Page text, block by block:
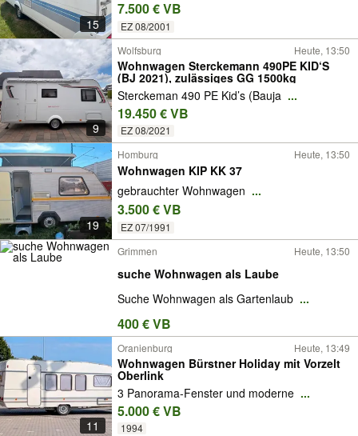
15
7.500 € VB
EZ 08/2001
9
Wolfsburg Heute, 13:50
Wohnwagen Sterckemann 490PE KID‘S
(BJ 2021), zulässiges GG 1500kg
Sterckeman 490 PE Kid’s (Bauja ...
19.450 € VB
EZ 08/2021
19
Homburg Heute, 13:50
Wohnwagen KIP KK 37
gebrauchter Wohnwagen ...
3.500 € VB
EZ 07/1991
Grimmen
Heute, 13:50
suche Wohnwagen als Laube
Suche Wohnwagen als Gartenlaub ...
400 € VB
11
Oranienburg Heute, 13:49
Wohnwagen Bürstner Holiday mit Vorzelt
Oberlink
3 Panorama-Fenster und moderne ...
5.000 € VB
1994